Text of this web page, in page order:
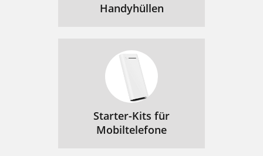
Handyhüllen
Starter-Kits für
Mobiltelefone